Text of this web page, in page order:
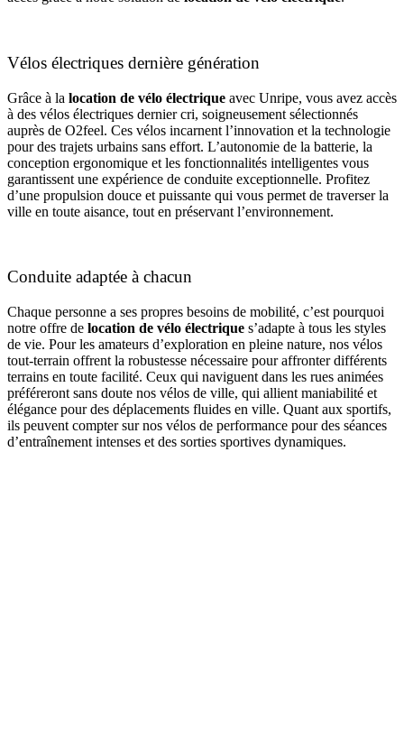
Vélos électriques dernière génération
Grâce à la location de vélo électrique avec Unripe, vous avez accès
à des vélos électriques dernier cri, soigneusement sélectionnés
auprès de O2feel. Ces vélos incarnent l’innovation et la technologie
pour des trajets urbains sans effort. L’autonomie de la batterie, la
conception ergonomique et les fonctionnalités intelligentes vous
garantissent une expérience de conduite exceptionnelle. Profitez
d’une propulsion douce et puissante qui vous permet de traverser la
ville en toute aisance, tout en préservant l’environnement.
Conduite adaptée à chacun
Chaque personne a ses propres besoins de mobilité, c’est pourquoi
notre offre de location de vélo électrique s’adapte à tous les styles
de vie. Pour les amateurs d’exploration en pleine nature, nos vélos
tout-terrain offrent la robustesse nécessaire pour affronter différents
terrains en toute facilité. Ceux qui naviguent dans les rues animées
préféreront sans doute nos vélos de ville, qui allient maniabilité et
élégance pour des déplacements fluides en ville. Quant aux sportifs,
ils peuvent compter sur nos vélos de performance pour des séances
d’entraînement intenses et des sorties sportives dynamiques.